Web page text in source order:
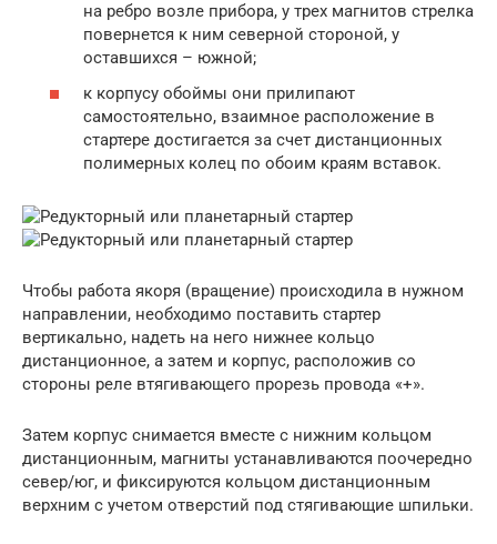
на ребро возле прибора, у трех магнитов стрелка
повернется к ним северной стороной, у
оставшихся – южной;
к корпусу обоймы они прилипают
самостоятельно, взаимное расположение в
стартере достигается за счет дистанционных
полимерных колец по обоим краям вставок.
Чтобы работа якоря (вращение) происходила в нужном
направлении, необходимо поставить стартер
вертикально, надеть на него нижнее кольцо
дистанционное, а затем и корпус, расположив со
стороны реле втягивающего прорезь провода «+».
Затем корпус снимается вместе с нижним кольцом
дистанционным, магниты устанавливаются поочередно
север/юг, и фиксируются кольцом дистанционным
верхним с учетом отверстий под стягивающие шпильки.